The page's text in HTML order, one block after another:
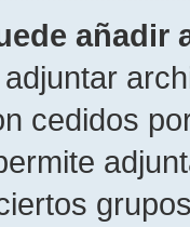
añadir
cedidos